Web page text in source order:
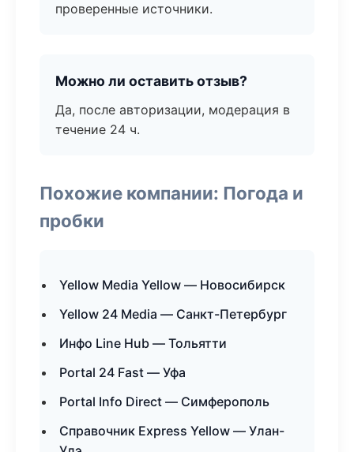
проверенные источники.
Можно ли оставить отзыв?
Да, после авторизации, модерация в
течение 24 ч.
Похожие компании: Погода и
пробки
Yellow Media Yellow — Новосибирск
Yellow 24 Media — Санкт-Петербург
Инфо Line Hub — Тольятти
Portal 24 Fast — Уфа
Portal Info Direct — Симферополь
Справочник Express Yellow — Улан-